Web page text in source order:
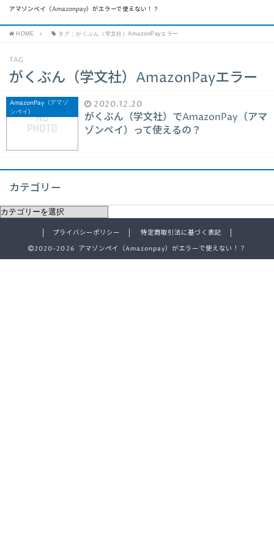
アマゾンペイ（Amazonpay）がエラーで使えない！？
HOME タグ : がくぶん（学文社）AmazonPayエラー
TAG
がくぶん（学文社）AmazonPayエラー
AmazonPay（アマゾ
ンペイ）
2020.12.20
がくぶん（学文社）でAmazonPay（アマ
ゾンペイ）って使えるの？
カテゴリー
プライバシーポリシー
特定商取引法に基づく表記
2020–2026 アマゾンペイ（Amazonpay）がエラーで使えない！？